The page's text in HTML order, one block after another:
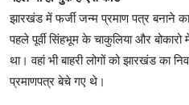
झारखंड में फर्जी जन्म प्रमाण पत्र बनाने
पहले पूर्वी सिंहभूम के चाकुलिया और
था। वहां भी बाहरी लोगों को झारखंड का
प्रमाणपत्र बेचे गए थे।